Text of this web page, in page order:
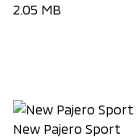
2.05 MB
New Pajero Sport